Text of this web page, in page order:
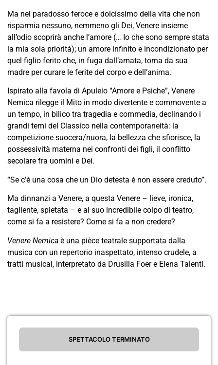
Ma nel paradosso feroce e dolcissimo della vita che non
risparmia nessuno, nemmeno gli Dei, Venere insieme
all’odio scoprirà anche l’amore (… Io che sono sempre stata
la mia sola priorità); un amore infinito e incondizionato per
quel figlio ferito che, in fuga dall’amata, torna da sua
madre per curare le ferite del corpo e dell’anima.
Ispirato alla favola di Apuleio “Amore e Psiche”, Venere
Nemica rilegge il Mito in modo divertente e commovente a
un tempo, in bilico tra tragedia e commedia, declinando i
grandi temi del Classico nella contemporaneità: la
competizione suocera/nuora, la bellezza che sfiorisce, la
possessività materna nei confronti dei figli, il conflitto
secolare fra uomini e Dei.
“Se c’è una cosa che un Dio detesta è non essere creduto”.
Ma dinnanzi a Venere, a questa Venere – lieve, ironica,
tagliente, spietata – e al suo incredibile colpo di teatro,
come si fa a resistere? Come si fa a non credere?
Venere Nemica è una pièce teatrale supportata dalla
musica con un repertorio inaspettato, intenso crudele, a
tratti musical, interpretato da Drusilla Foer e Elena Talenti.
SPETTACOLO TERMINATO